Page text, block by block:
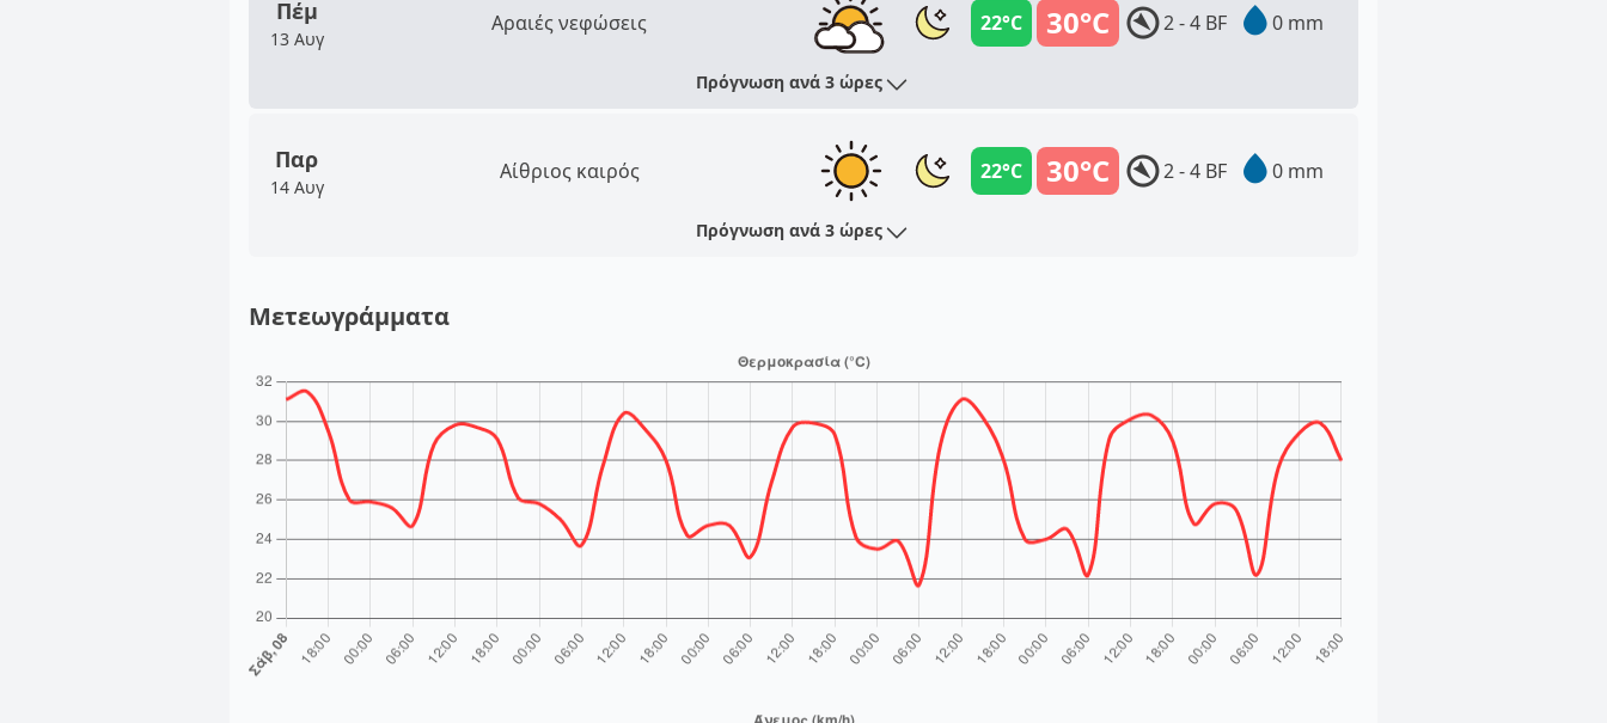
Πέμ
13 Αυγ
Αραιές νεφώσεις 30°C
22°C 2 - 4 BF 0 mm
Πρόγνωση ανά 3 ώρες
Παρ
14 Αυγ
Αίθριος καιρός 30°C
22°C 2 - 4 BF 0 mm
Πρόγνωση ανά 3 ώρες
Μετεωγράμματα